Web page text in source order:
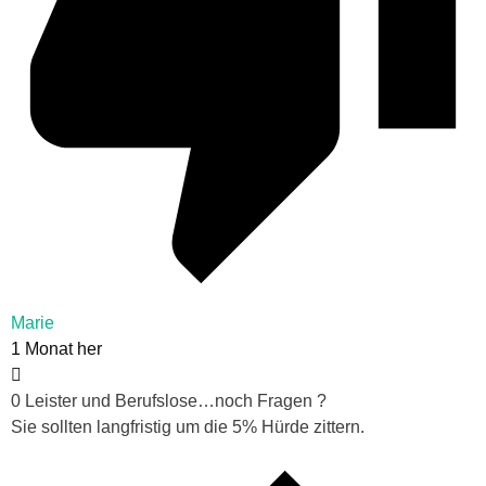
Marie
1 Monat her
0 Leister und Berufslose…noch Fragen ?
Sie sollten langfristig um die 5% Hürde zittern.